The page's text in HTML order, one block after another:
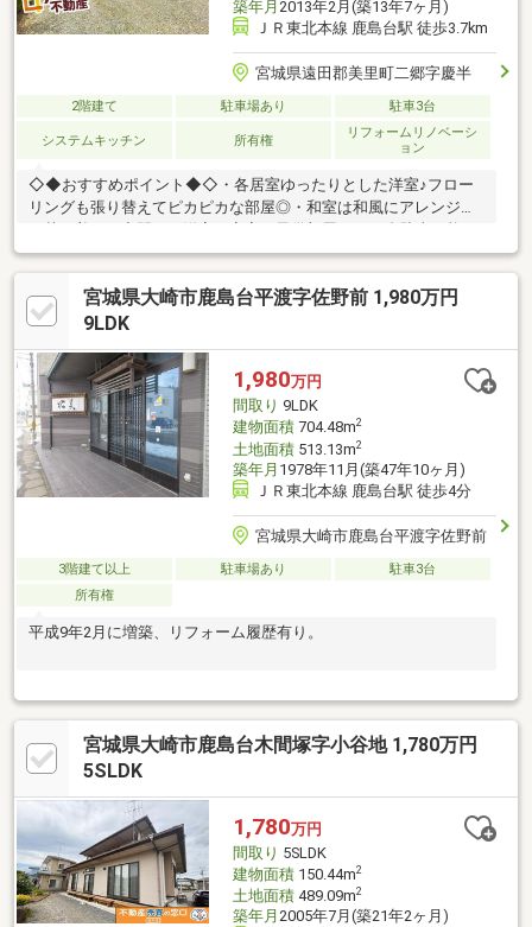
築年月 2013年2月(築13年7ヶ月)
ＪＲ東北本線 鹿島台駅 徒歩3.7km
宮城県遠田郡美里町二郷字慶半
2階建て 駐車場あり 駐車3台
システムキッチン 所有権
リフォームリノベーシ
ョン
◇◆おすすめポイント◆◇・各居室ゆったりとした洋室♪フロー
リングも張り替えてピカピカな部屋◎・和室は和風にアレンジし
スペース。外の空間を自由使って楽しみ倍増☆◇◆そのほか各種
ご相談承ります◆◇・住宅ローンのお借入れ、銀行選びもフルサ
ポートします♪・頭金0円での購入も可能です♪お客様に最適なご
提案をさせて頂きます！
宮城県大崎市鹿島台平渡字佐野前 1,980万円
9LDK
1,980万円
間取り 9LDK
建物面積704.48m2
土地面積513.13m2
築年月 1978年11月(築47年10ヶ月)
ＪＲ東北本線 鹿島台駅 徒歩4分
宮城県大崎市鹿島台平渡字佐野前
3階建て以上 駐車場あり
駐車3台
所有権
平成9年2月に増築、リフォーム履歴有り。
宮城県大崎市鹿島台木間塚字小谷地 1,780万円
5SLDK
1,780万円
間取り 5SLDK
建物面積150.44m2
土地面積489.09m2
築年月 2005年7月(築21年2ヶ月)